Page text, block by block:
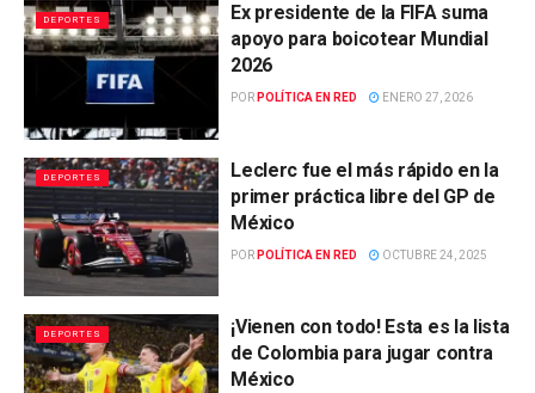
DEPORTES
Ex presidente de la FIFA suma
apoyo para boicotear Mundial
2026
POR POLÍTICA EN RED ENERO 27, 2026
DEPORTES
Leclerc fue el más rápido en la
primer práctica libre del GP de
México
POR POLÍTICA EN RED OCTUBRE 24, 2025
DEPORTES
¡Vienen con todo! Esta es la lista
de Colombia para jugar contra
México